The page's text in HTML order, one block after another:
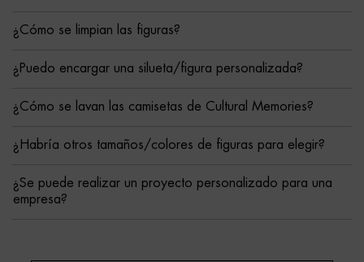
¿Cómo se limpian las figuras?
¿Puedo encargar una silueta/figura personalizada?
¿Cómo se lavan las camisetas de Cultural Memories?
¿Habría otros tamaños/colores de figuras para elegir?
¿Se puede realizar un proyecto personalizado para una
empresa?